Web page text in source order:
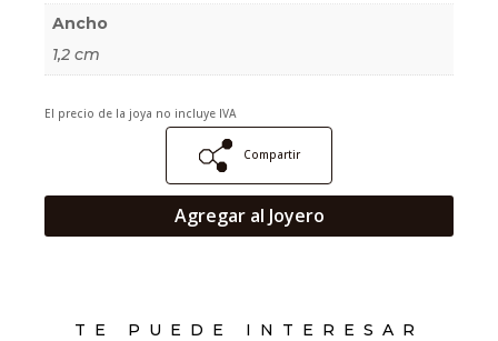
Ancho
1,2 cm
El precio de la joya no incluye IVA
Compartir
Agregar al Joyero
TE PUEDE INTERESAR